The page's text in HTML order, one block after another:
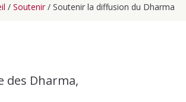
/Soutenir/Soutenir la diffusion du Dharma
des Dharma,